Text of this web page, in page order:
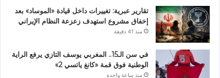
تقارير عبرية: تغييرات داخل قيادة «الموساد» بعد
إخفاق مشروع استهدف زعزعة النظام الإيراني
منذ 41 دقيقة
في سن الـ15.. المغربي يوسف التازي يرفع الراية
الوطنية فوق قمة «كانغ ياتسي 2»
منذ ساعة واحدة